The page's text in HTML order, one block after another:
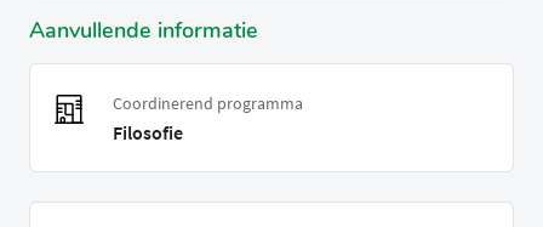
Aanvullende informatie
Coordinerend programma
Filosofie